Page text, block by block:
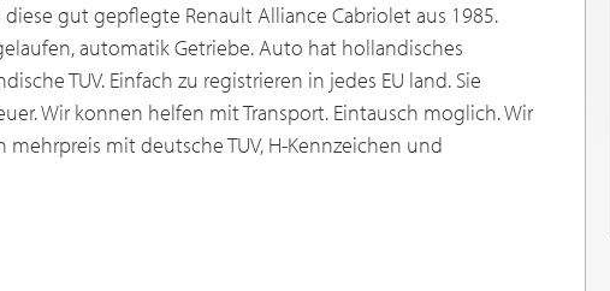
gut gepflegte Renault Alliance Cabriolet aus 1985.
automatik Getriebe. Auto hat hollandisches
TUV. Einfach zu registrieren in jedes EU land. Sie
Wir konnen helfen mit Transport. Eintausch moglich. Wir
mit deutsche TUV, H-Kennzeichen und